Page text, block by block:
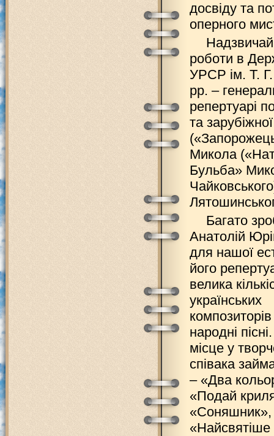
досвіду та
оперного
роботи в
УРСР ім. Т. Г.
рр. –
репертуарі
та
Микола
Бульба»
Багато
Анатолій
для нашої
його
велика
українських
народні
місце у
співака
– «Два
«Подай
«Соняшник»,
«Найсвятіше